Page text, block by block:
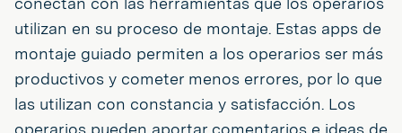
utilizan en su proceso de montaje. Estas apps de
montaje guiado permiten a los operarios ser más
productivos y cometer menos errores, por lo que
las utilizan con constancia y satisfacción. Los
operarios pueden aportar comentarios e ideas de